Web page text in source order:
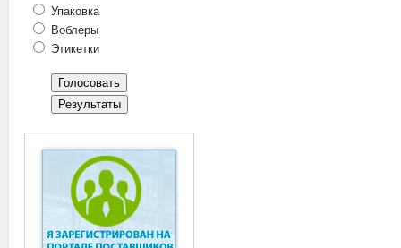
Упаковка
Воблеры
Этикетки